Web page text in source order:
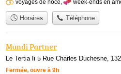
voyages de noce
week-ends en
Horaires Téléphone
Mundi Partner
Le Tertia Ii 5 Rue Charles Duchesne,
Fermée, ouvre à 9h